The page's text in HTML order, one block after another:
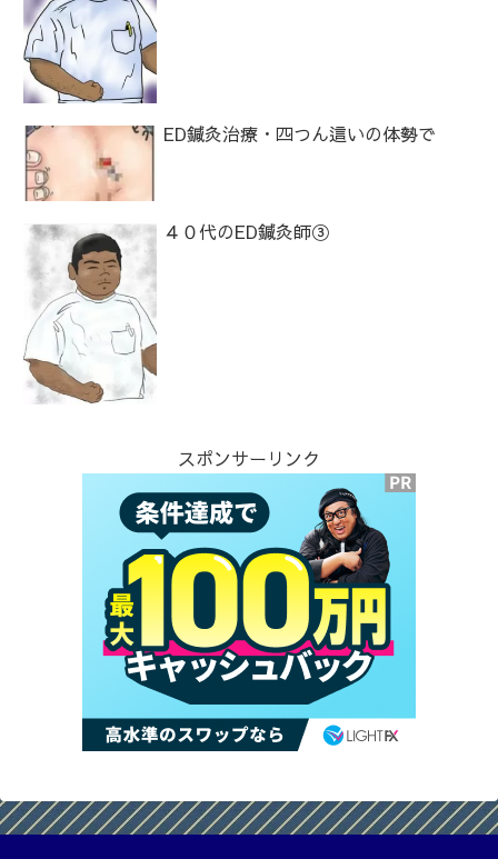
ED鍼灸治療・四つん這いの体勢で
４０代のED鍼灸師③
スポンサーリンク